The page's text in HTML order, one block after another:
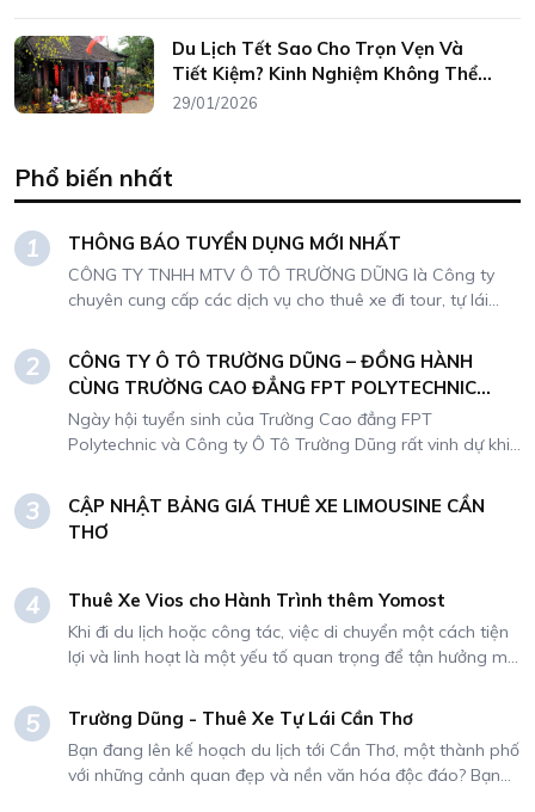
Du Lịch Tết Sao Cho Trọn Vẹn Và
Tiết Kiệm? Kinh Nghiệm Không Thể
Bỏ Qua
29/01/2026
Phổ biến nhất
1 THÔNG BÁO TUYỂN DỤNG MỚI NHẤT
CÔNG TY TNHH MTV Ô TÔ TRƯỜNG DŨNG là Công ty
chuyên cung cấp các dịch vụ cho thuê xe đi tour, tự lái
Công ty chúng tôi cần tuyển dụng nhân sự
2
CÔNG TY Ô TÔ TRƯỜNG DŨNG – ĐỒNG HÀNH
CÙNG TRƯỜNG CAO ĐẲNG FPT POLYTECHNIC
TRONG NGÀY HỘI TUYỂN SINH
Ngày hội tuyển sinh của Trường Cao đẳng FPT
Polytechnic và Công ty Ô Tô Trường Dũng rất vinh dự khi
biệt này! Với kinh nghiệm lâu năm trong lĩnh vực cho thuê
xe tự lái và dịch vụ tour du lịch từ 4 chỗ đến 45 chỗ,
Trường Dũng cam kết mang đến: Dàn xe hiện đại, chất
và phụ huynh. Dịch vụ chuyên nghiệp: Tài xế thân thiện,
hỗ trợ tận tình, hành trình suôn sẻ. Hãy đến với gian hàng
của Trường Dũng để trải nghiệm dịch vụ của chúng tôi
Liên hệ ngay: 0939 148 456 Mr Trung CSKH: 0907 575 919
3
CẬP NHẬT BẢNG GIÁ THUÊ XE LIMOUSINE CẦN
THƠ
4 Thuê Xe Vios cho Hành Trình thêm Yomost
Khi đi du lịch hoặc công tác, việc di chuyển một cách tiện
lợi và linh hoạt là một yếu tố quan trọng để tận hưởng mỗi
xe phổ biến và được yêu thích tại Việt Nam - sẽ đáp ứng
mọi yêu cầu của bạn trong mỗi chuyến đi. Hãy cùng khám
phá những lợi ích đáng giá mà việc thuê xe Vios mang lại
cho hành trình của bạn.
5 Trường Dũng - Thuê Xe Tự Lái Cần Thơ
Bạn đang lên kế hoạch du lịch tới Cần Thơ, một thành phố
với những cảnh quan đẹp và nền văn hóa độc đáo? Bạn